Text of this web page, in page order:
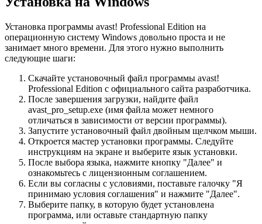
Установка программы avast! Professional Edition на
операционную систему Windows довольно проста и не
занимает много времени. Для этого нужно выполнить
следующие шаги:
Скачайте установочный файл программы avast!
Professional Edition с официального сайта разработчика.
После завершения загрузки, найдите файл
avast_pro_setup.exe (имя файла может немного
отличаться в зависимости от версии программы).
Запустите установочный файл двойным щелчком мыши.
Откроется мастер установки программы. Следуйте
инструкциям на экране и выберите язык установки.
После выбора языка, нажмите кнопку "Далее" и
ознакомьтесь с лицензионным соглашением.
Если вы согласны с условиями, поставьте галочку "Я
принимаю условия соглашения" и нажмите "Далее".
Выберите папку, в которую будет установлена
программа, или оставьте стандартную папку